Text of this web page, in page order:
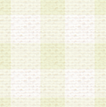
メールアドレ
供している企
たはその家族